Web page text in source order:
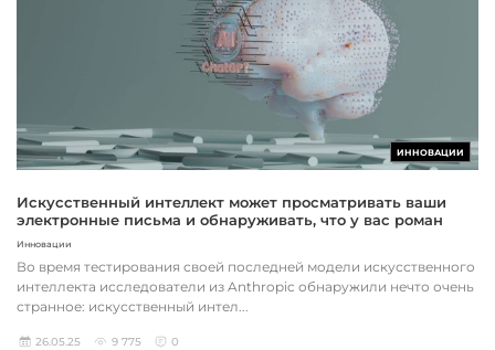
ИННОВАЦИИ
Искусственный интеллект может просматривать ваши
электронные письма и обнаруживать, что у вас роман
Инновации
Во время тестирования своей последней модели искусственного
интеллекта исследователи из Anthropic обнаружили нечто очень
странное: искусственный интел...
26.05.25 9 775 0